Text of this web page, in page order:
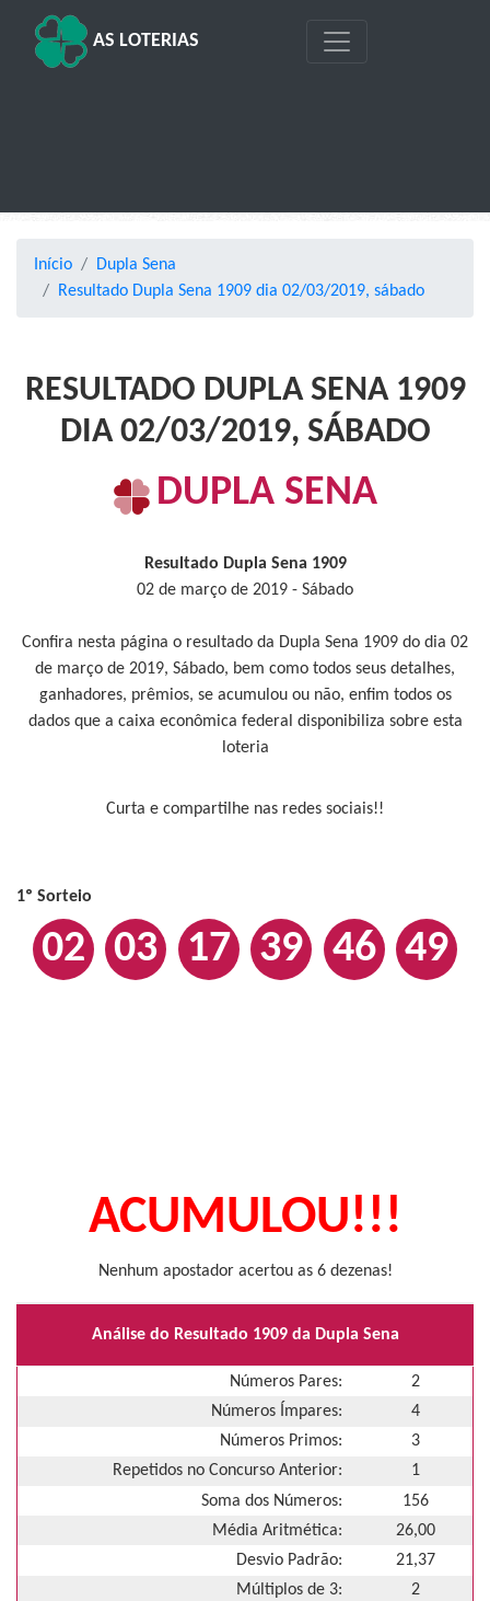
AS LOTERIAS
Início
Dupla Sena
Resultado Dupla Sena 1909 dia 02/03/2019, sábado
RESULTADO DUPLA SENA 1909
DIA 02/03/2019, SÁBADO
DUPLA SENA
Resultado Dupla Sena 1909
02 de março de 2019 - Sábado
Confira nesta página o resultado da Dupla Sena 1909 do dia 02
de março de 2019, Sábado, bem como todos seus detalhes,
ganhadores, prêmios, se acumulou ou não, enfim todos os
dados que a caixa econômica federal disponibiliza sobre esta
loteria
Curta e compartilhe nas redes sociais!!
1º Sorteio
02 03 17 39 46 49
ACUMULOU!!!
Nenhum apostador acertou as 6 dezenas!
Análise do Resultado 1909 da Dupla Sena
Números Pares:
2
Números Ímpares:
4
Números Primos:
3
Repetidos no Concurso Anterior:
1
Soma dos Números:
156
Média Aritmética:
26,00
Desvio Padrão:
21,37
Múltiplos de 3:
2